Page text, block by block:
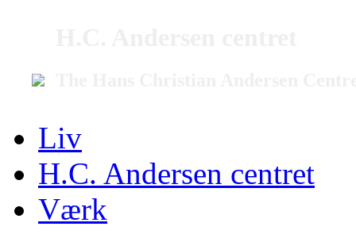
Liv
H.C. Andersen centret
Værk